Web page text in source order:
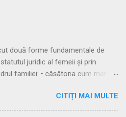
două forme fundamentale de
juridic al femeii și prin
familiei: • căsătoria cum manus
cu manus, prin care femeia
devenind parte a familiei
CITIȚI MAI MULTE